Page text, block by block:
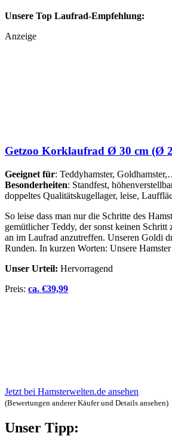
Unsere Top Laufrad-Empfehlung:
Anzeige
Getzoo Korklaufrad Ø 30 cm (Ø
Geeignet für: Teddyhamster,
Besonderheiten: Standfest,
doppeltes Qualitätskugellager, leise,
So leise dass man nur die Schritte des
gemütlicher Teddy, der sonst keinen Schritt
an im Laufrad anzutreffen. Unseren Goldi
Runden. In kurzen Worten: Unsere
Unser Urteil: Hervorragend
Preis: ca. €39,99
Jetzt bei Hamsterwelten.de ansehen
(Bewertungen anderer Käufer und Details ansehen)
Unser Tipp: